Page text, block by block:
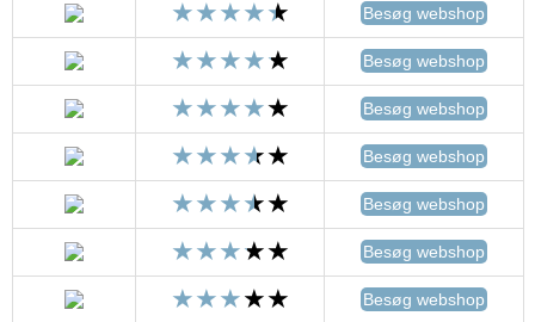
Besøg webshop
Besøg webshop
Besøg webshop
Besøg webshop
Besøg webshop
Besøg webshop
Besøg webshop